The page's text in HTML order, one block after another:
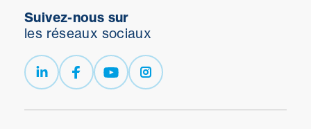
Suivez-nous sur
les réseaux sociaux